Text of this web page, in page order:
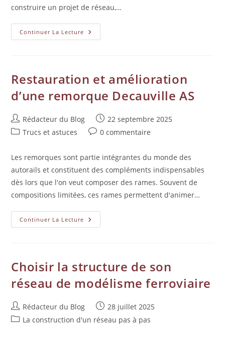
construire un projet de réseau,…
Continuer La Lecture
Restauration et amélioration
d’une remorque Decauville AS
Rédacteur du Blog
22 septembre 2025
Trucs et astuces
0 commentaire
Les remorques sont partie intégrantes du monde des
autorails et constituent des compléments indispensables
dès lors que l'on veut composer des rames. Souvent de
compositions limitées, ces rames permettent d'animer…
Continuer La Lecture
Choisir la structure de son
réseau de modélisme ferroviaire
Rédacteur du Blog
28 juillet 2025
La construction d'un réseau pas à pas